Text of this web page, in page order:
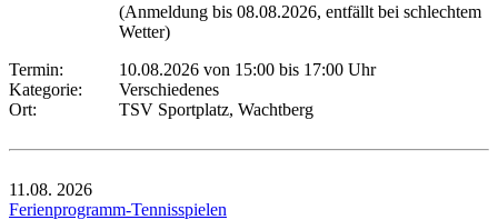
(Anmeldung bis 08.08.2026, entfällt bei schlechtem
Wetter)
Termin:
10.08.2026 von 15:00 bis 17:00 Uhr
Kategorie:
Verschiedenes
Ort:
TSV Sportplatz, Wachtberg
11.08. 2026
Ferienprogramm-Tennisspielen